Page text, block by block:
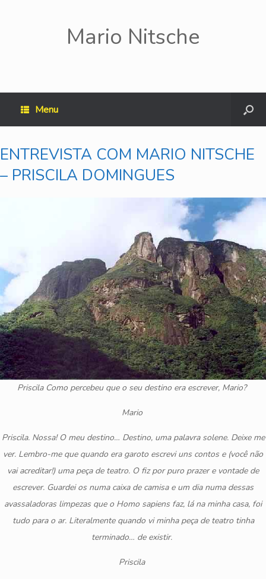
Mario Nitsche
Menu
ENTREVISTA COM MARIO NITSCHE
– PRISCILA DOMINGUES
Priscila Como percebeu que o seu destino era escrever, Mario?
Mario
Priscila. Nossa! O meu destino… Destino, uma palavra solene. Deixe me
ver. Lembro-me que quando era garoto escrevi uns contos e (você não
vai acreditar!) uma peça de teatro. O fiz por puro prazer e vontade de
escrever. Guardei os numa caixa de camisa e um dia numa dessas
avassaladoras limpezas que o Homo sapiens faz, lá na minha casa, foi
tudo para o ar. Literalmente quando vi minha peça de teatro tinha
terminado… de existir.
Priscila